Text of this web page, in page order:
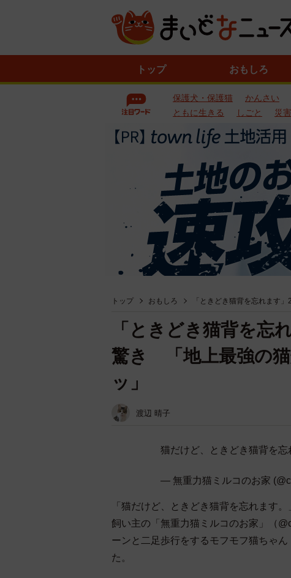
トップ おもしろ
保護犬・保護猫 かんさい
ともに生きる
しごと 災害
トップ おもしろ 「ときどき猫背を忘れます
「ときどき猫背を忘
驚き 「地上最強の猫
ッ」
渡辺 晴子
猫だけど、ときどき猫背を忘
— 無重力猫ミルコのお家
「猫だけど、ときどき猫背を忘れます
飼い主の「無重力猫ミルコのお家」（
ーンと二足歩行をするモフモフ猫ちゃ
た。